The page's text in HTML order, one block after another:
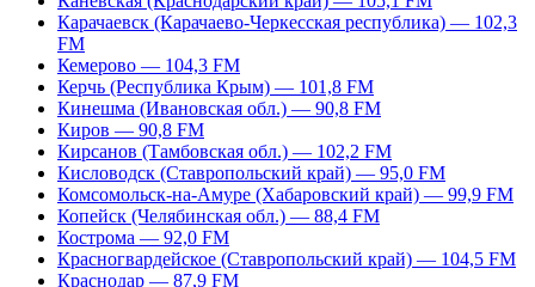
Карачаевск (Карачаево-Черкесская республика) — 102,3
FM
Кемерово — 104,3 FM
Керчь (Республика Крым) — 101,8 FM
Кинешма (Ивановская обл.) — 90,8 FM
Киров — 90,8 FM
Кирсанов (Тамбовская обл.) — 102,2 FM
Кисловодск (Ставропольский край) — 95,0 FM
Комсомольск-на-Амуре (Хабаровский край) — 99,9 FM
Копейск (Челябинская обл.) — 88,4 FM
Кострома — 92,0 FM
Красногвардейское (Ставропольский край) — 104,5 FM
Краснодар — 87,9 FM